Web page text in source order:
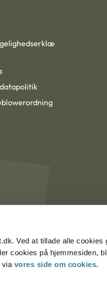
Ved at tillade alle cookies
cookies på hjemmesiden,
via vores side om cookies.